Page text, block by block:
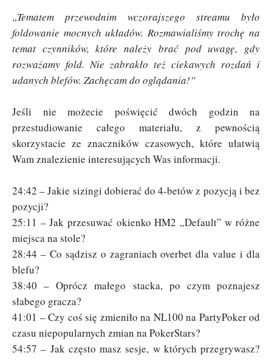
„Tematem przewodnim wczorajszego streamu było
foldowanie mocnych układów. Rozmawialiśmy trochę na
temat czynników, które należy brać pod uwagę, gdy
rozważamy fold. Nie zabrakło też ciekawych rozdań i
udanych blefów. Zachęcam do oglądania!”
Jeśli nie możecie poświęcić dwóch godzin na
przestudiowanie całego materiału, z pewnością
skorzystacie ze znaczników czasowych, które ułatwią
Wam znalezienie interesujących Was informacji.
24:42 – Jakie sizingi dobierać do 4-betów z pozycją i bez
pozycji?
25:11 – Jak przesuwać okienko HM2 „Default” w różne
miejsca na stole?
28:44 – Co sądzisz o zagraniach overbet dla value i dla
blefu?
38:40 – Oprócz małego stacka, po czym poznajesz
słabego gracza?
41:01 – Czy coś się zmieniło na NL100 na PartyPoker od
czasu niepopularnych zmian na PokerStars?
54:57 – Jak często masz sesje, w których przegrywasz?